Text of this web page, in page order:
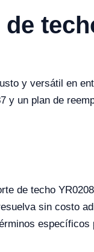
y versátil en
un plan de
de techo
sin costo